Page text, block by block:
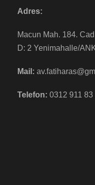
Adres:
Macun Mah. 184.
D: 2 Yenimahalle/
Mail:
Telefon: 0312 911 83